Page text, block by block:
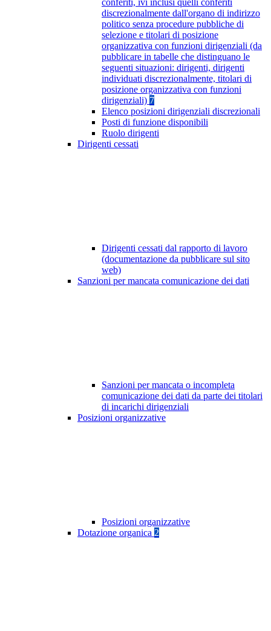
conferiti, ivi inclusi quelli conferiti
discrezionalmente dall'organo di indirizzo
politico senza procedure pubbliche di
selezione e titolari di posizione
organizzativa con funzioni dirigenziali (da
pubblicare in tabelle che distinguano le
seguenti situazioni: dirigenti, dirigenti
individuati discrezionalmente, titolari di
posizione organizzativa con funzioni
dirigenziali) 7
Elenco posizioni dirigenziali discrezionali
Posti di funzione disponibili
Ruolo dirigenti
Dirigenti cessati
Dirigenti cessati dal rapporto di lavoro
(documentazione da pubblicare sul sito
web)
Sanzioni per mancata comunicazione dei dati
Sanzioni per mancata o incompleta
comunicazione dei dati da parte dei titolari
di incarichi dirigenziali
Posizioni organizzative
Posizioni organizzative
Dotazione organica 2